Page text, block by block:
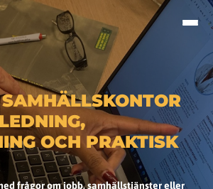
OCH PRAKTISK
frågor om jobb, samhällstjänster eller